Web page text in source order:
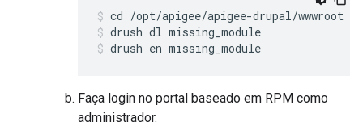
drush dl missing_module
drush en missing_module
Faça login no portal baseado em RPM como
administrador.